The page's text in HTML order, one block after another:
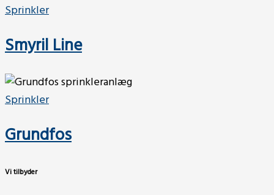
Sprinkler
Smyril Line
Sprinkler
Grundfos
Vi tilbyder